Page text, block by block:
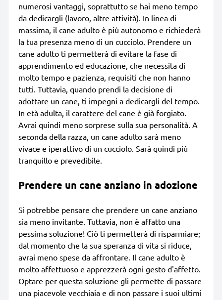
numerosi vantaggi, soprattutto se hai meno tempo
da dedicargli (lavoro, altre attività). In linea di
massima, il cane adulto è più autonomo e richiederà
la tua presenza meno di un cucciolo. Prendere un
cane adulto ti permetterà di evitare la fase di
apprendimento ed educazione, che necessita di
molto tempo e pazienza, requisiti che non hanno
tutti. Tuttavia, quando prendi la decisione di
adottare un cane, ti impegni a dedicargli del tempo.
In età adulta, il carattere del cane è già forgiato.
Avrai quindi meno sorprese sulla sua personalità. A
seconda della razza, un cane adulto sarà meno
vivace e iperattivo di un cucciolo. Sarà quindi più
tranquillo e prevedibile.
Prendere un cane anziano in adozione
Si potrebbe pensare che prendere un cane anziano
sia meno invitante. Tuttavia, non è affatto una
pessima soluzione! Ciò ti permetterà di risparmiare;
dal momento che la sua speranza di vita si riduce,
avrai meno spese da affrontare. Il cane adulto è
molto affettuoso e apprezzerà ogni gesto d'affetto.
Optare per questa soluzione gli permette di passare
una piacevole vecchiaia e di non passare i suoi ultimi